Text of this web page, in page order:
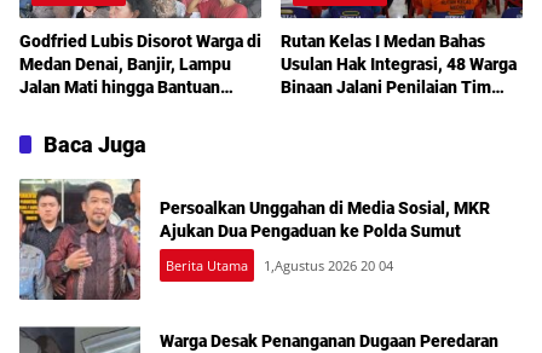
Godfried Lubis Disorot Warga di
Medan Denai, Banjir, Lampu
Jalan Mati hingga Bantuan
Sosperda Kemiskinan
Rutan Kelas I Medan Bahas
Usulan Hak Integrasi, 48 Warga
Binaan Jalani Penilaian Tim
Baca Juga
Persoalkan Unggahan di Media Sosial, MKR
Ajukan Dua Pengaduan ke Polda Sumut
Berita Utama 1,Agustus 2026 20 04
Warga Desak Penanganan Dugaan Peredaran